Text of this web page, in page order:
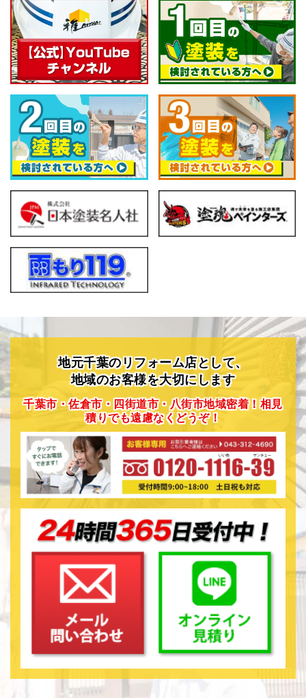
地元千葉のリフォーム店として、
地域のお客様を大切にします
千葉市・佐倉市・四街道市・八街市地域密着！相見
積りでも遠慮なくどうぞ！